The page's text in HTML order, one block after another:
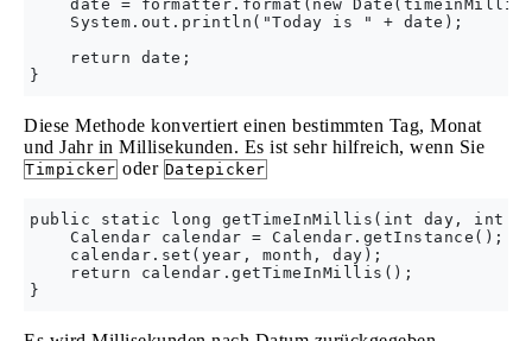
date = formatter.format(new
    System.out.println("Today is " + date);
    return date;
Diese Methode konvertiert einen bestimmten Tag, Monat
und Jahr in Millisekunden. Es ist sehr hilfreich, wenn Sie
Timpicker oder Datepicker
public static long getTimeInMillis(int day, int
    Calendar calendar = Calendar.getInstance();
    calendar.set(year, month, day);
    return calendar.getTimeInMillis();